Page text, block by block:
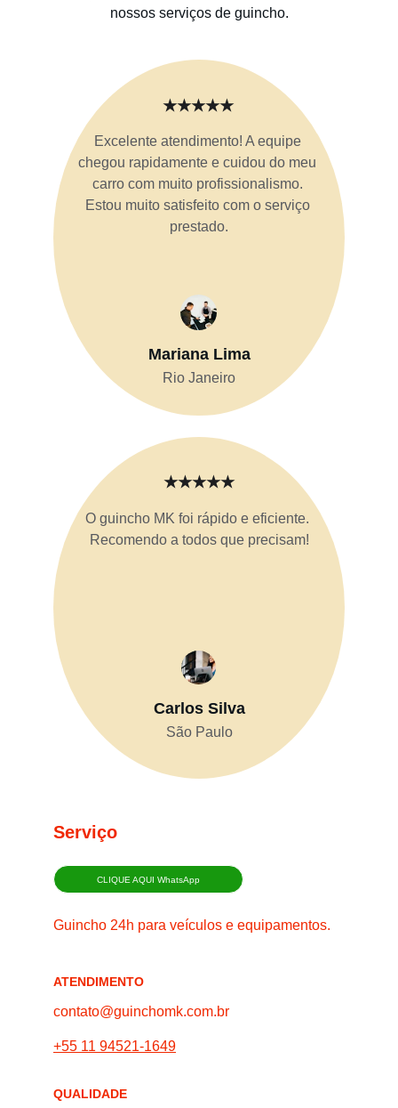
nossos serviços de guincho.
O guincho MK foi rápido e eficiente.
Recomendo a todos que precisam!
Carlos Silva
São Paulo
Excelente atendimento! A equipe
chegou rapidamente e cuidou do meu
carro com muito profissionalismo.
Estou muito satisfeito com o serviço
prestado.
Mariana Lima
Rio Janeiro
★★★★★
★★★★★
Serviço
Guincho 24h para veículos e equipamentos.
ATENDIMENTO
QUALIDADE
contato@guinchomk.com.br
+55 11 94521-1649
CLIQUE AQUI WhatsApp